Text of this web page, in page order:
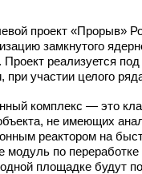
проект «Прорыв»
замкнутого
Проект реализуется
участии целого
комплекс — это
не имеющих
реактором на
модуль по
одной площадке будут